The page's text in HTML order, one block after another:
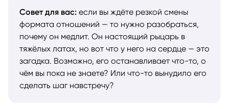
Совет для вас: если вы ждёте резкой смены
формата отношений — то нужно разобраться,
почему он медлит. Он настоящий рыцарь в
тяжёлых латах, но вот что у него на сердце — это
загадка. Возможно, его останавливает что-то, о
чём вы пока не знаете? Или что-то вынудило его
сделать шаг навстречу?